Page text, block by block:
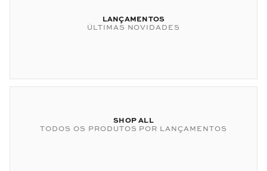
LANÇAMENTOS
ÚLTIMAS NOVIDADES
SHOP ALL
TODOS OS PRODUTOS POR LANÇAMENTOS